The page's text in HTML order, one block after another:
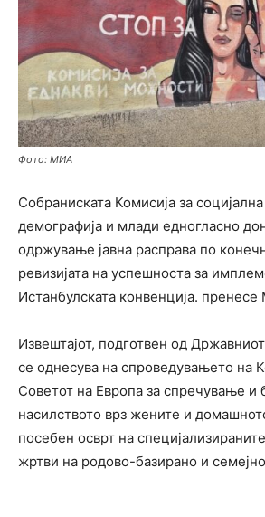
Фото: МИА
Собраниската Комисија за
демографија и млади едногласно
одржување јавна расправа по
ревизијата на успешноста за
Истанбулската конвенција.
Извештајот, подготвен од Државниот
се однесува на спроведувањето на
Советот на Европа за спречување и
насилството врз жените и
посебен осврт на
жртви на родово-базирано и